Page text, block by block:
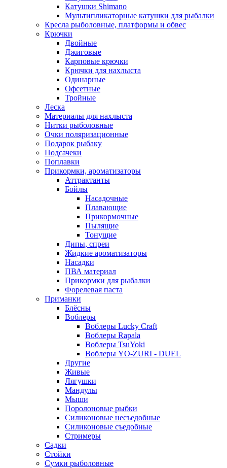
Катушки Shimano
Мультипликаторные катушки для рыбалки
Кресла рыболовные, платформы и обвес
Крючки
Двойные
Джиговые
Карповые крючки
Крючки для нахлыста
Одинарные
Офсетные
Тройные
Леска
Материалы для нахлыста
Нитки рыболовные
Очки поляризационные
Подарок рыбаку
Подсачеки
Поплавки
Прикормки, ароматизаторы
Аттрактанты
Бойлы
Насадочные
Плавающие
Прикормочные
Пылящие
Тонущие
Дипы, спреи
Жидкие ароматизаторы
Насадки
ПВА материал
Прикормки для рыбалки
Форелевая паста
Приманки
Блёсны
Воблеры
Воблеры Lucky Craft
Воблеры Rapala
Воблеры TsuYoki
Воблеры YO-ZURI - DUEL
Другие
Живые
Лягушки
Мандулы
Мыши
Поролоновые рыбки
Силиконовые несъедобные
Силиконовые съедобные
Стримеры
Садки
Стойки
Сумки рыболовные